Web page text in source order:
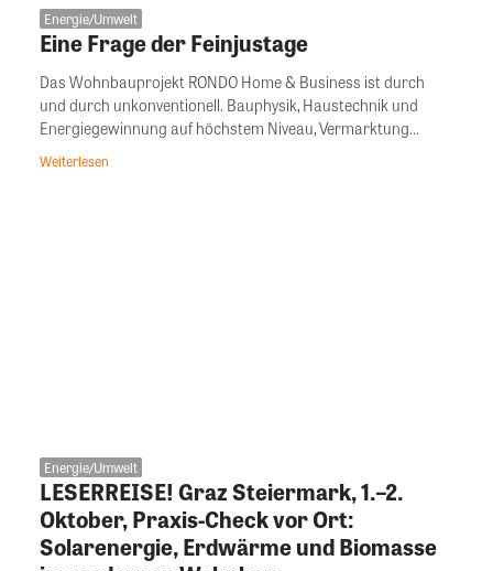
Energie/Umwelt
Eine Frage der Feinjustage
Das Wohnbauprojekt RONDO Home & Business ist durch
und durch unkonventionell. Bauphysik, Haustechnik und
Energiegewinnung auf höchstem Niveau, Vermarktung...
Weiterlesen
Energie/Umwelt
LESERREISE! Graz Steiermark, 1.–2.
Oktober, Praxis-Check vor Ort:
Solarenergie, Erdwärme und Biomasse